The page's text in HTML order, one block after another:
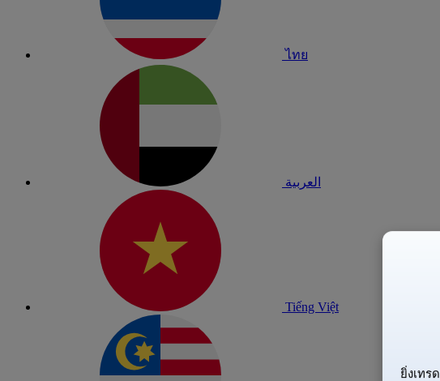
ไทย
العربية
Tiếng Việt
ยิ่งเทร